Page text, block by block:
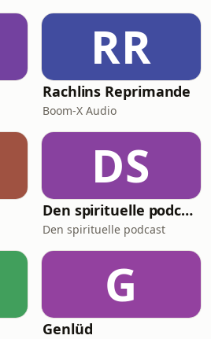
RR
Rachlins Reprimande
Boom-X Audio
DS
Den spirituelle podcast
Den spirituelle podcast
G
Genlüd